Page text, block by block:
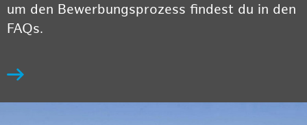
um den Bewerbungsprozess findest du in den
FAQs.